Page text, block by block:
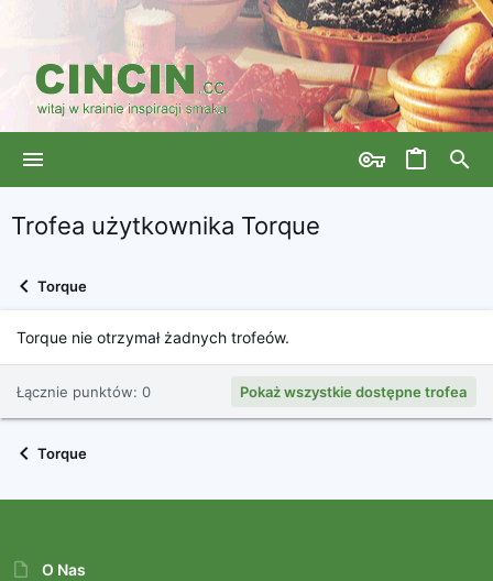
Trofea użytkownika Torque
Torque
Torque nie otrzymał żadnych trofeów.
Łącznie punktów: 0 Pokaż wszystkie dostępne trofea
Torque
O Nas